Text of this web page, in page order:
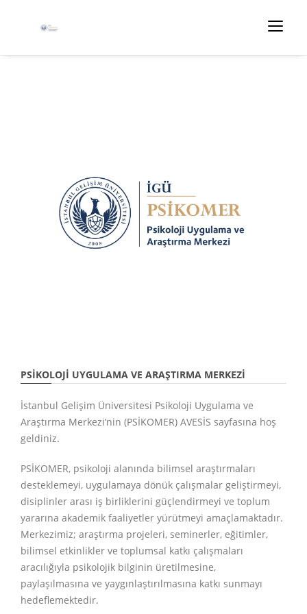
PSIKOLOJI UYGULAMA VE ARAŞTIRMA MERKEZI
İstanbul Gelişim Üniversitesi Psikoloji Uygulama ve
Araştırma Merkezi’nin (PSİKOMER) AVESİS sayfasına hoş
geldiniz.
PSİKOMER, psikoloji alanında bilimsel araştırmaları
desteklemeyi, uygulamaya dönük çalışmalar geliştirmeyi,
disiplinler arası iş birliklerini güçlendirmeyi ve toplum
yararına akademik faaliyetler yürütmeyi amaçlamaktadır.
Merkezimiz; araştırma projeleri, seminerler, eğitimler,
bilimsel etkinlikler ve toplumsal katkı çalışmaları
aracılığıyla psikolojik bilginin üretilmesine,
paylaşılmasına ve yaygınlaştırılmasına katkı sunmayı
hedeflemektedir.